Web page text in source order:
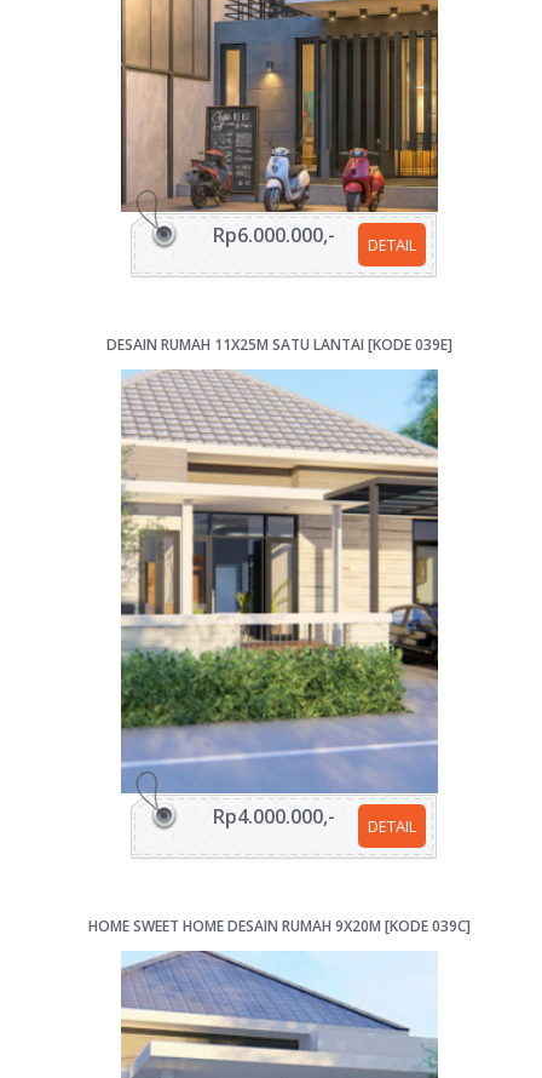
DETAIL
Rp6.000.000,-
DESAIN RUMAH 11X25M SATU LANTAI [KODE 039E]
DETAIL
Rp4.000.000,-
HOME SWEET HOME DESAIN RUMAH 9X20M [KODE 039C]